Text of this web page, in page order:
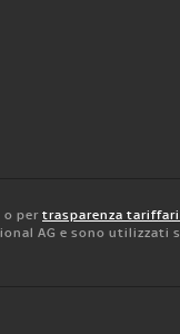
per trasparenza
AG e sono utilizzati